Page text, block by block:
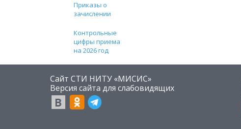
Приказы о
зачислении
Контрольные
цифры приема
на 2026 год
Сайт СТИ НИТУ «МИСИС»
​Версия сайта для слабовидящих